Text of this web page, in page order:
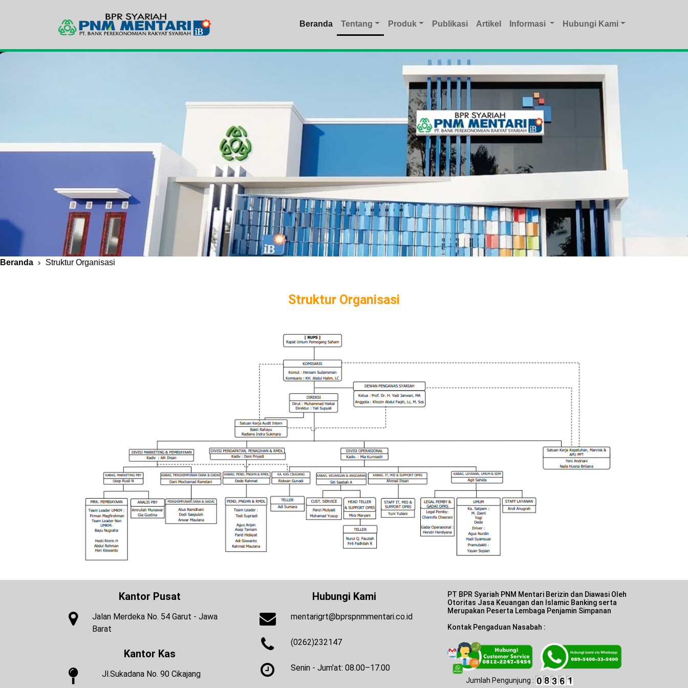
Beranda Tentang Produk Publikasi Artikel Informasi Hubungi Kami
Beranda Struktur Organisasi
Struktur Organisasi